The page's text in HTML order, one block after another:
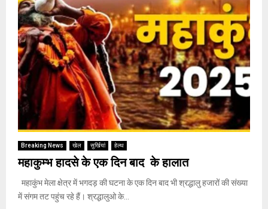
Breaking News खेल सुर्खियां हेल्थ
महाकुम्भ हादसे के एक दिन बाद के हालात
महाकुंभ मेला क्षेत्र में भगदड़ की घटना के एक दिन बाद भी श्रद्धालु हजारों की संख्या
में संगम तट पहुंच रहे हैं। श्रद्धालुओ के...